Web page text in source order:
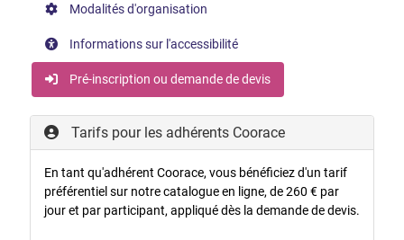
Modalités d'organisation
Informations sur l'accessibilité
Pré-inscription ou demande de devis
Tarifs pour les adhérents Coorace
En tant qu'adhérent Coorace, vous bénéficiez d'un tarif
préférentiel sur notre catalogue en ligne, de 260 € par
jour et par participant, appliqué dès la demande de devis.